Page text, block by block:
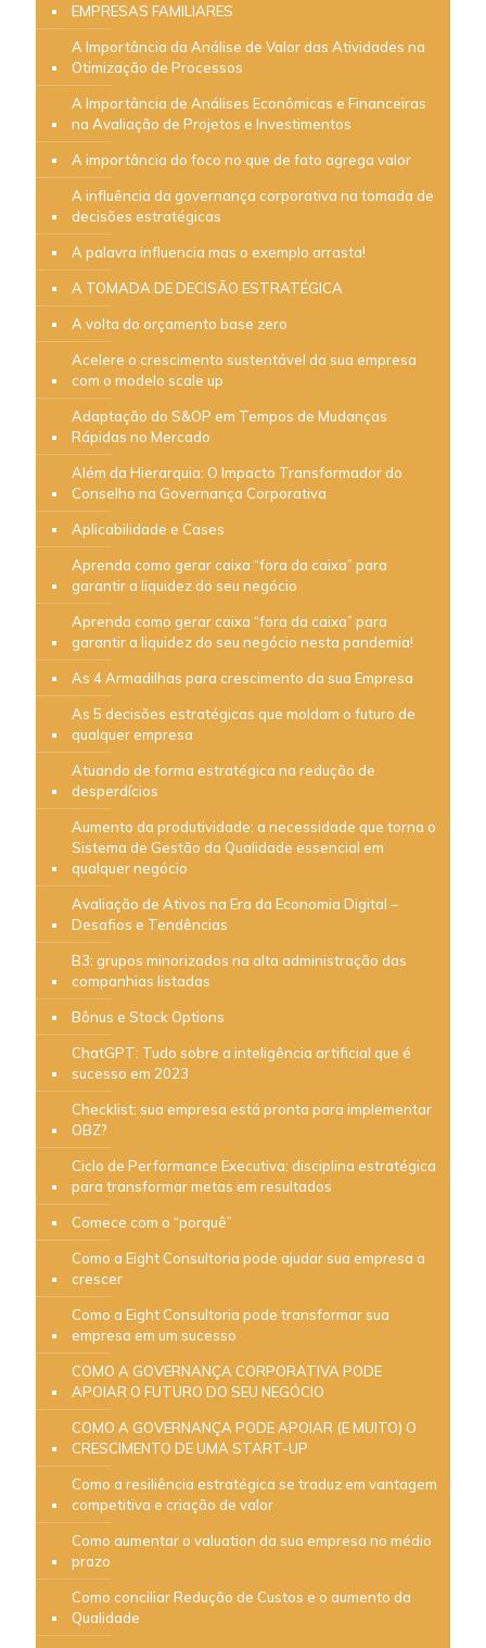
EMPRESAS FAMILIARES
A Importância da Análise de Valor das Atividades na
Otimização de Processos
A Importância de Análises Econômicas e Financeiras
na Avaliação de Projetos e Investimentos
A importância do foco no que de fato agrega valor
A influência da governança corporativa na tomada de
decisões estratégicas
A palavra influencia mas o exemplo arrasta!
A TOMADA DE DECISÃO ESTRATÉGICA
A volta do orçamento base zero
Acelere o crescimento sustentável da sua empresa
com o modelo scale up
Adaptação do S&OP em Tempos de Mudanças
Rápidas no Mercado
Além da Hierarquia: O Impacto Transformador do
Conselho na Governança Corporativa
Aplicabilidade e Cases
Aprenda como gerar caixa “fora da caixa” para
garantir a liquidez do seu negócio
Aprenda como gerar caixa “fora da caixa” para
garantir a liquidez do seu negócio nesta pandemia!
As 4 Armadilhas para crescimento da sua Empresa
As 5 decisões estratégicas que moldam o futuro de
qualquer empresa
Atuando de forma estratégica na redução de
desperdícios
Aumento da produtividade: a necessidade que torna o
Sistema de Gestão da Qualidade essencial em
qualquer negócio
Avaliação de Ativos na Era da Economia Digital –
Desafios e Tendências
B3: grupos minorizados na alta administração das
companhias listadas
Bônus e Stock Options
ChatGPT: Tudo sobre a inteligência artificial que é
sucesso em 2023
Checklist: sua empresa está pronta para implementar
OBZ?
Ciclo de Performance Executiva: disciplina estratégica
para transformar metas em resultados
Comece com o “porquê”
Como a Eight Consultoria pode ajudar sua empresa a
crescer
Como a Eight Consultoria pode transformar sua
empresa em um sucesso
COMO A GOVERNANÇA CORPORATIVA PODE
APOIAR O FUTURO DO SEU NEGÓCIO
COMO A GOVERNANÇA PODE APOIAR (E MUITO) O
CRESCIMENTO DE UMA START-UP
Como a resiliência estratégica se traduz em vantagem
competitiva e criação de valor
Como aumentar o valuation da sua empresa no médio
prazo
Como conciliar Redução de Custos e o aumento da
Qualidade